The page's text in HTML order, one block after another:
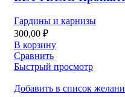
Гардины и карнизы
300,00 ₽
В корзину
Сравнить
Быстрый просмотр
Добавить в список